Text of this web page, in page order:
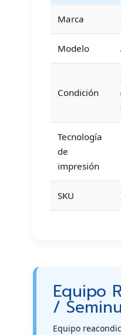
Marca
Modelo
Condición
Tecnología
de
impresión
SKU
Equipo
/
Equipo